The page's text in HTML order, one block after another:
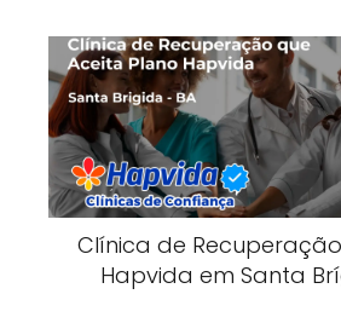
Clínica de
Hapvida em Santa